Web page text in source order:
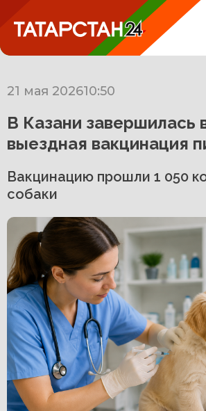
21 мая 202610:50
В Казани завершилась
выездная вакцинация
Вакцинацию прошли 1 050
собаки